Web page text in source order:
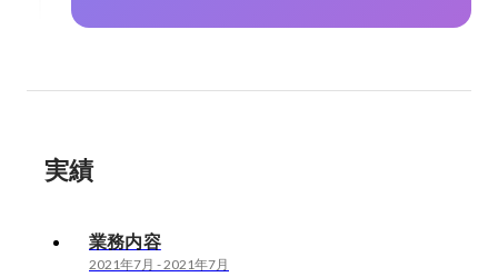
実績
業務内容
2021年7月 -2021年7月